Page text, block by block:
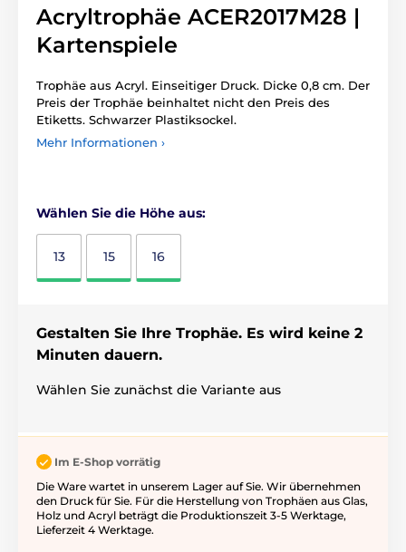
Acryltrophäe ACER2017M28 |
Kartenspiele
Trophäe aus Acryl. Einseitiger Druck. Dicke 0,8 cm. Der
Preis der Trophäe beinhaltet nicht den Preis des
Etiketts. Schwarzer Plastiksockel.
Mehr Informationen ›
Wählen Sie die Höhe aus:
13 15 16
Gestalten Sie Ihre Trophäe. Es wird keine 2
Minuten dauern.
Wählen Sie zunächst die Variante aus
Im E-Shop vorrätig
Die Ware wartet in unserem Lager auf Sie. Wir übernehmen
den Druck für Sie. Für die Herstellung von Trophäen aus Glas,
Holz und Acryl beträgt die Produktionszeit 3-5 ​​Werktage,
Lieferzeit 4 Werktage.